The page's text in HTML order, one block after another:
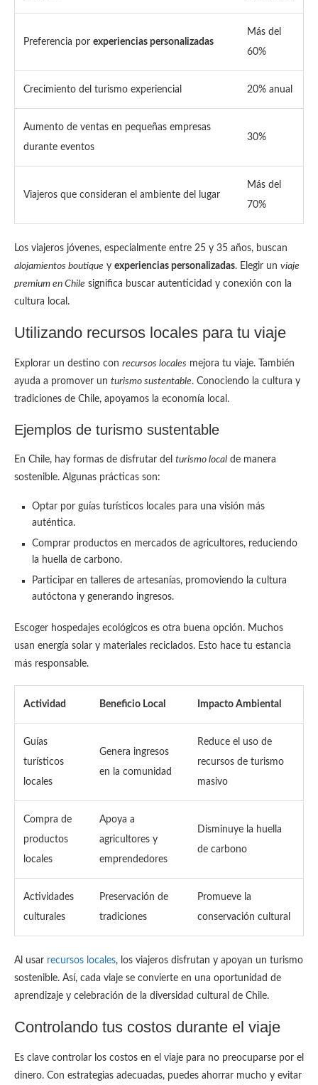
Preferencia por experiencias personalizadas
Más del
60%
Crecimiento del turismo experiencial 20% anual
Aumento de ventas en pequeñas empresas
durante eventos
30%
Viajeros que consideran el ambiente del lugar
Más del
70%
Los viajeros jóvenes, especialmente entre 25 y 35 años, buscan
alojamientos boutique y experiencias personalizadas. Elegir un viaje
premium en Chile significa buscar autenticidad y conexión con la
cultura local.
Utilizando recursos locales para tu viaje
Explorar un destino con recursos locales mejora tu viaje. También
ayuda a promover un turismo sustentable. Conociendo la cultura y
tradiciones de Chile, apoyamos la economía local.
Ejemplos de turismo sustentable
En Chile, hay formas de disfrutar del turismo local de manera
sostenible. Algunas prácticas son:
Optar por guías turísticos locales para una visión más
auténtica.
Comprar productos en mercados de agricultores, reduciendo
la huella de carbono.
Participar en talleres de artesanías, promoviendo la cultura
autóctona y generando ingresos.
Escoger hospedajes ecológicos es otra buena opción. Muchos
usan energía solar y materiales reciclados. Esto hace tu estancia
más responsable.
Actividad Beneficio Local Impacto Ambiental
Guías
turísticos
locales
Genera ingresos
en la comunidad
Reduce el uso de
recursos de turismo
masivo
Compra de
productos
locales
Apoya a
agricultores y
emprendedores
Disminuye la huella
de carbono
Actividades
culturales
Preservación de
tradiciones
Promueve la
conservación cultural
Al usar recursos locales, los viajeros disfrutan y apoyan un turismo
sostenible. Así, cada viaje se convierte en una oportunidad de
aprendizaje y celebración de la diversidad cultural de Chile.
Controlando tus costos durante el viaje
Es clave controlar los costos en el viaje para no preocuparse por el
dinero. Con estrategias adecuadas, puedes ahorrar mucho y evitar